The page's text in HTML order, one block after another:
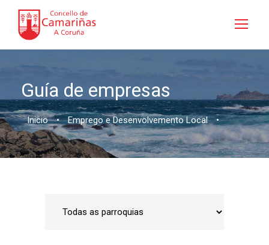
Guía de empresas
Inicio • Emprego e Desenvolvemento Local •